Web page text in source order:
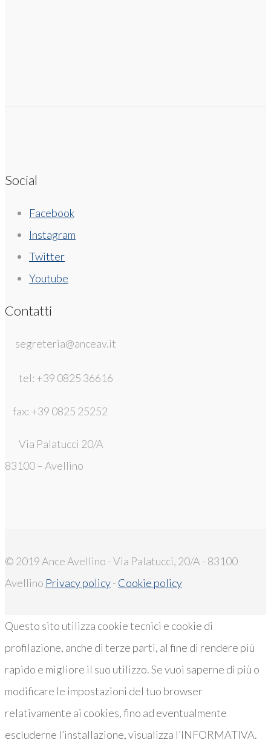
Social
Facebook
Instagram
Twitter
Youtube
Contatti
segreteria@anceav.it
tel: +39 0825 36616
fax: +39 0825 25252
Via Palatucci 20/A
83100 – Avellino
© 2019 Ance Avellino - Via Palatucci, 20/A - 83100
Avellino Privacy policy- Cookie policy
Questo sito utilizza cookie tecnici e cookie di
profilazione, anche di terze parti, al fine di rendere più
rapido e migliore il suo utilizzo. Se vuoi saperne di più o
modificare le impostazioni del tuo browser
relativamente ai cookies, fino ad eventualmente
escluderne l’installazione, visualizza l’INFORMATIVA.